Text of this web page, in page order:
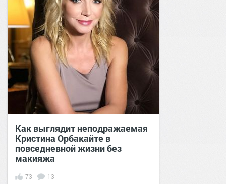
Как выглядит неподражаемая
Кристина Орбакайте в
повседневной жизни без
макияжа
73 13